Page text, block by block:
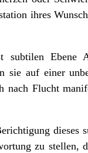
ihres
subtilen Ebene
sie auf einer
nach Flucht
dieses
zu stellen,